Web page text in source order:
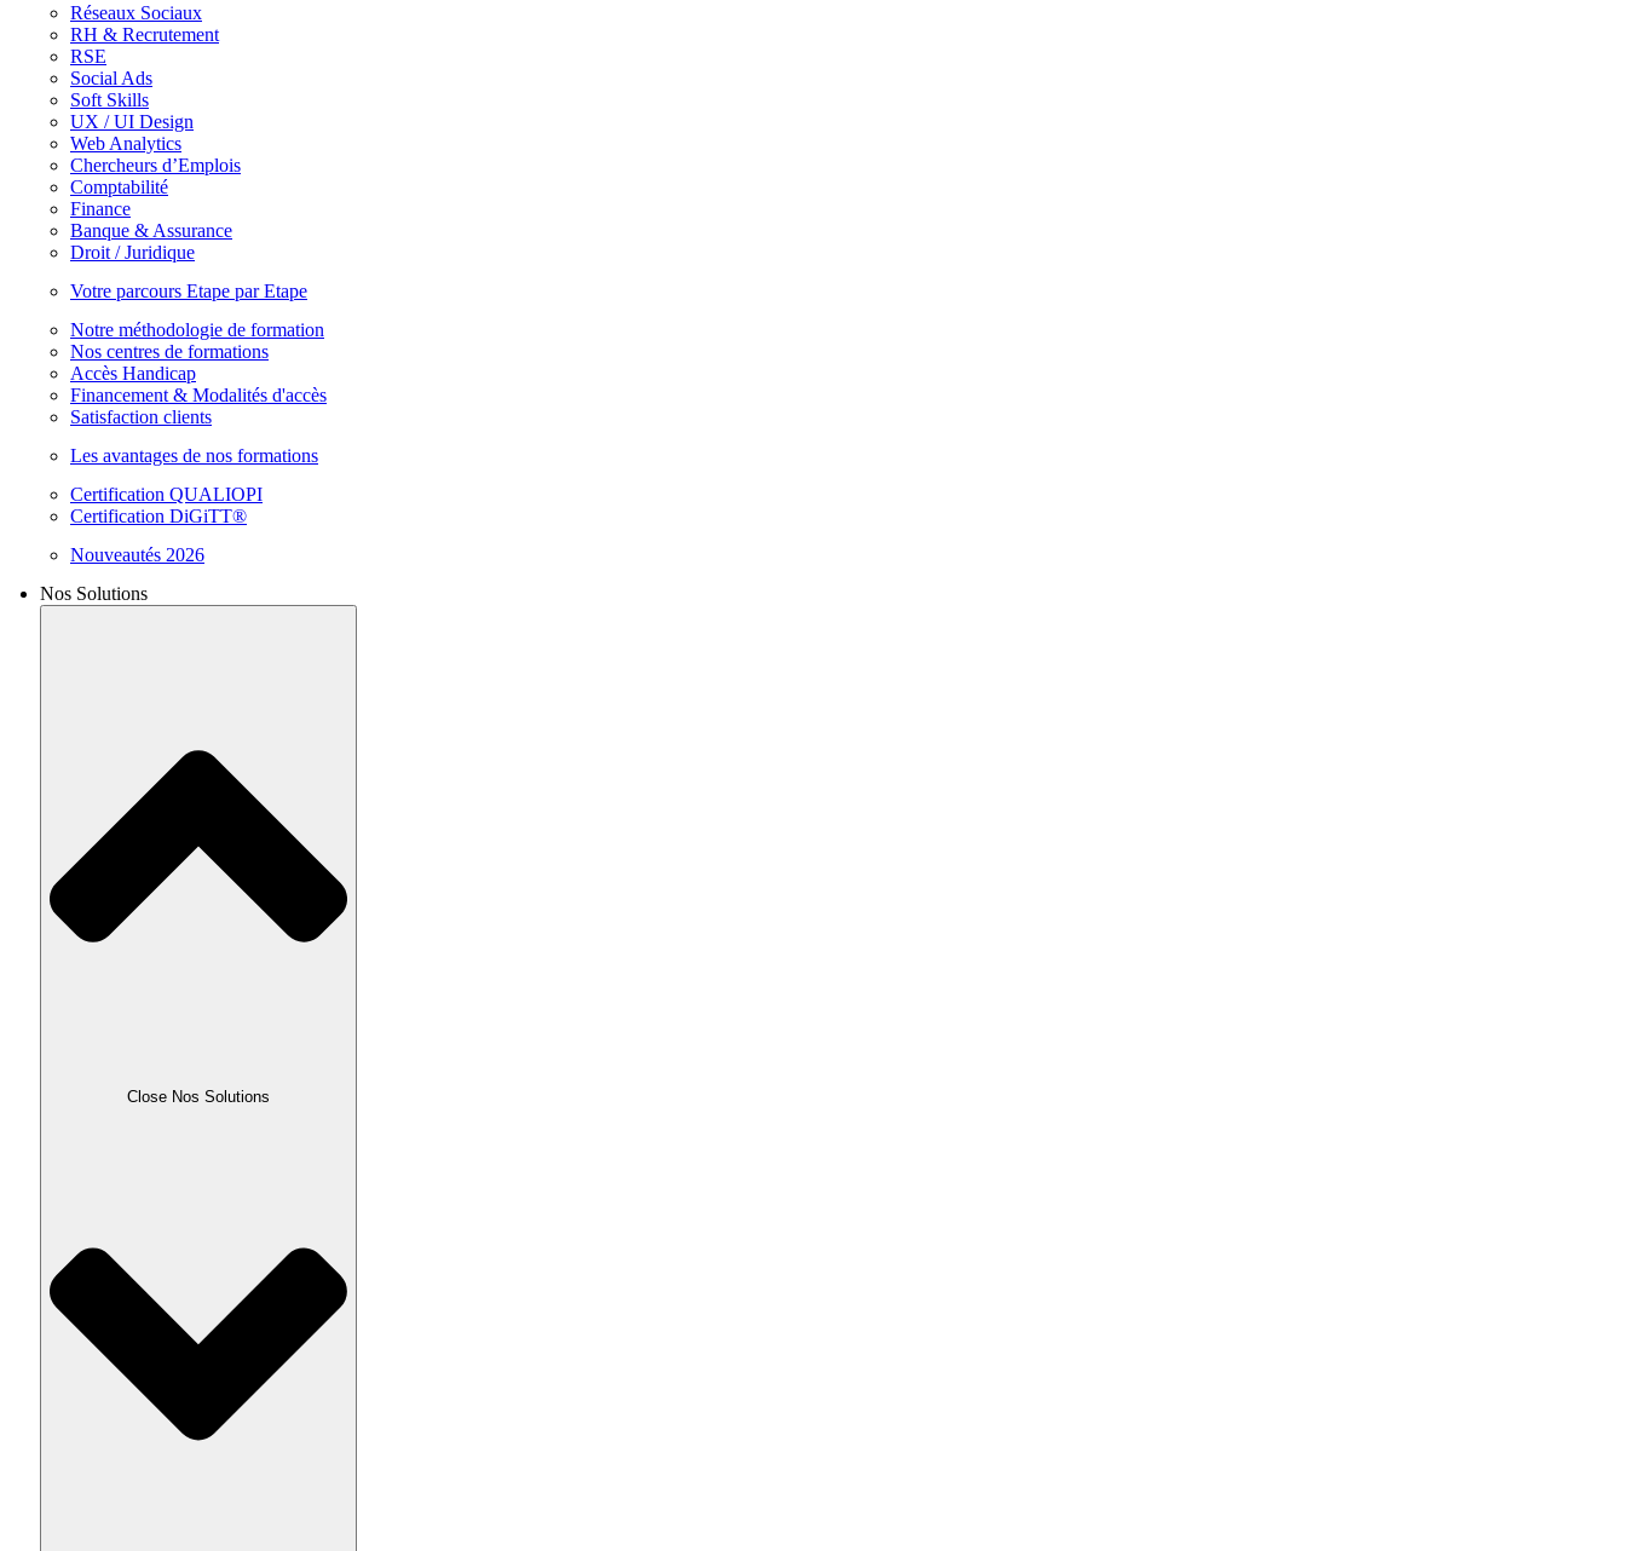
Réseaux Sociaux
RH & Recrutement
RSE
Social Ads
Soft Skills
UX / UI Design
Web Analytics
Chercheurs d’Emplois
Comptabilité
Finance
Banque & Assurance
Droit / Juridique
Votre parcours Etape par Etape
Notre méthodologie de formation
Nos centres de formations
Accès Handicap
Financement & Modalités d'accès
Satisfaction clients
Les avantages de nos formations
Certification QUALIOPI
Certification DiGiTT®
Nouveautés 2026
Nos Solutions
Close Nos Solutions